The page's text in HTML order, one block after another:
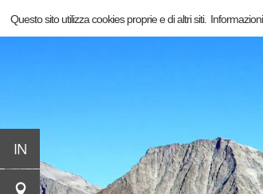
Questo sito utilizza cookies proprie e di altri siti.
IN
ALTO